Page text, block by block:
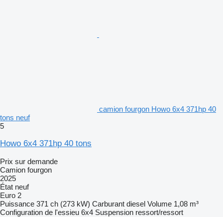
camion fourgon Howo 6x4 371hp 40
tons neuf
5
Howo 6x4 371hp 40 tons
Prix sur demande
Camion fourgon
2025
État neuf
Euro 2
Puissance 371 ch (273 kW) Carburant diesel Volume 1,08 m³
Configuration de l'essieu 6x4 Suspension ressort/ressort